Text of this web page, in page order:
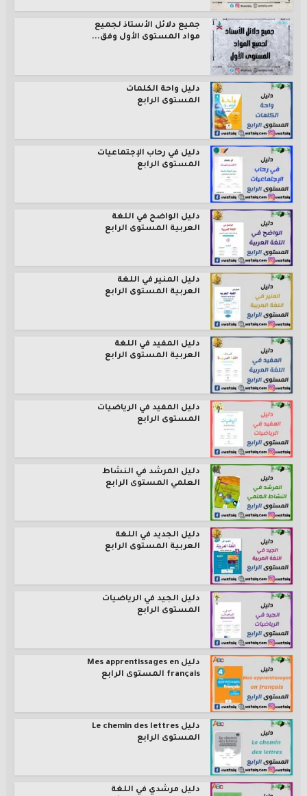
جميع دلائل الأستاذ لجميع
مواد المستوى الأول وفق...
دليل واحة الكلمات
المستوى الرابع
دليل في رحاب الإجتماعيات
المستوى الرابع
دليل الواضح في اللغة
العربية المستوى الرابع
دليل المنير في اللغة
العربية المستوى الرابع
دليل المفيد في اللغة
العربية المستوى الرابع
دليل المفيد في الرياضيات
المستوى الرابع
دليل المرشد في النشاط
العلمي المستوى الرابع
دليل الجديد في اللغة
العربية المستوى الرابع
دليل الجيد في الرياضيات
المستوى الرابع
دليل Mes apprentissages en
français المستوى الرابع
دليل Le chemin des lettres
المستوى الرابع
دليل مرشدي في اللغة